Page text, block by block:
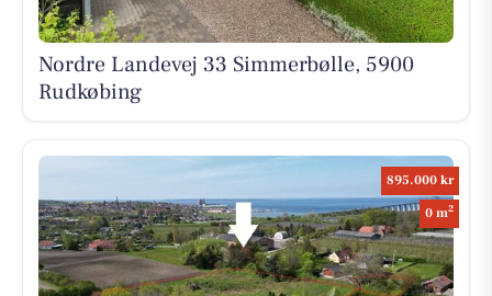
Nordre Landevej 33 Simmerbølle, 5900
Rudkøbing
895.000 kr
0 m2